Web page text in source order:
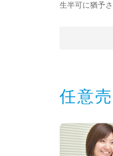
生半可に猶予
任意